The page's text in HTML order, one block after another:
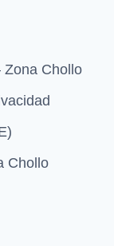
Chollo
Chollo